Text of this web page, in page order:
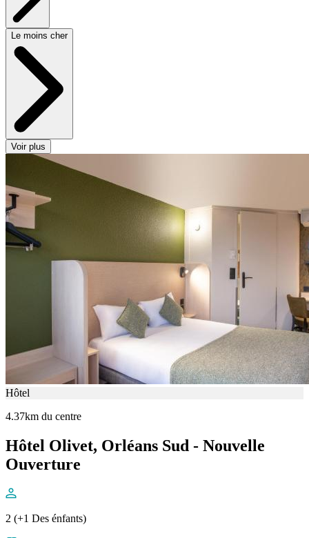
Le moins cher
Voir plus
Hôtel
4.37km du centre
Hôtel Olivet, Orléans Sud - Nouvelle
Ouverture
2 (+1 Des énfants)